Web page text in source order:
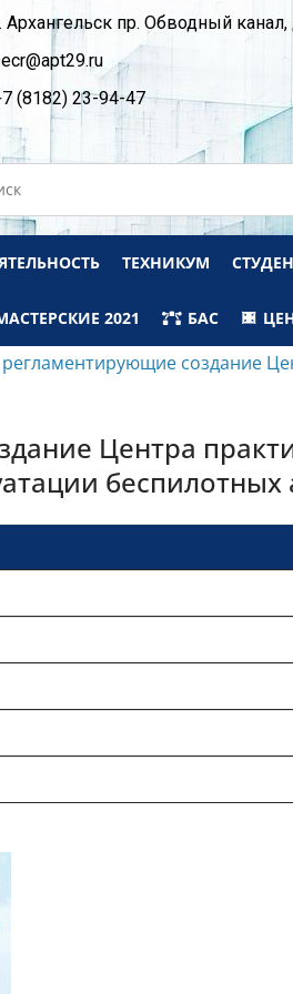
пр. Обводный канал,
(8182) 23-94-47
ТЕХНИКУМ
2021 БАС
создание
Центра